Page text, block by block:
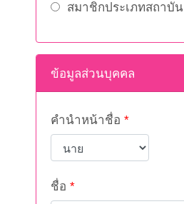
สมาชิกประเภทสถาบัน
ข้อมูลส่วนบุคคล
คำนำหน้าชื่อ *
ชื่อ *